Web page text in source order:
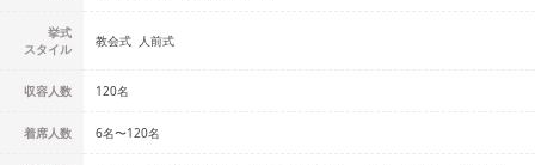
挙式
スタイル
教会式 人前式
収容人数 120名
着席人数 6名〜120名